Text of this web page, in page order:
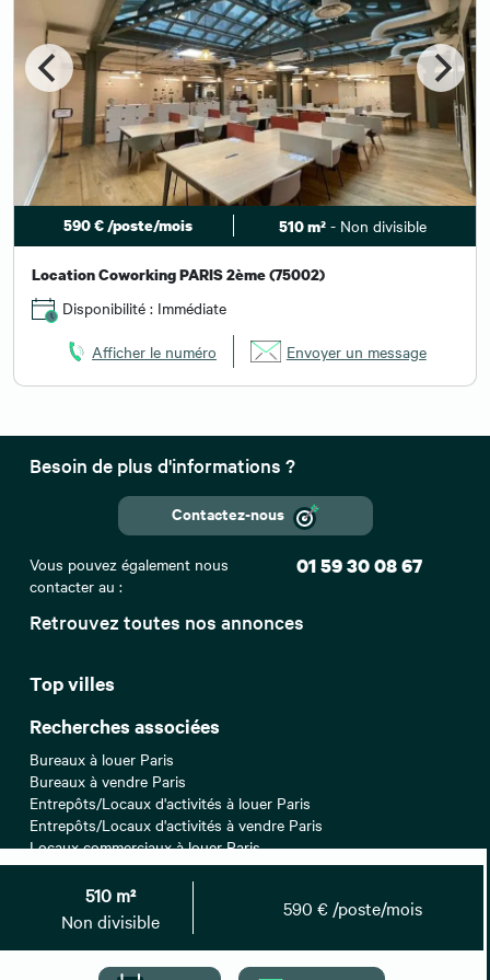
510 m²
Non divisible
590 € /poste/mois
590 € /poste/mois 510 m² - Non divisible
Location Coworking PARIS 2ème (75002)
Disponibilité : Immédiate
Afficher le numéro Envoyer un message
Retrouvez toutes nos annonces
Top villes
Recherches associées
Bureaux à louer Paris
Bureaux à vendre Paris
Entrepôts/Locaux d'activités à louer Paris
Entrepôts/Locaux d'activités à vendre Paris
Locaux commerciaux à louer Paris
Locaux commerciaux à vendre Paris
Locaux commerciaux à céder Paris
Top recherche
Location bureaux Bordeaux
Besoin de plus d'informations ?
Contactez-nous
Vous pouvez également nous
contacter au :
01 59 30 08 67